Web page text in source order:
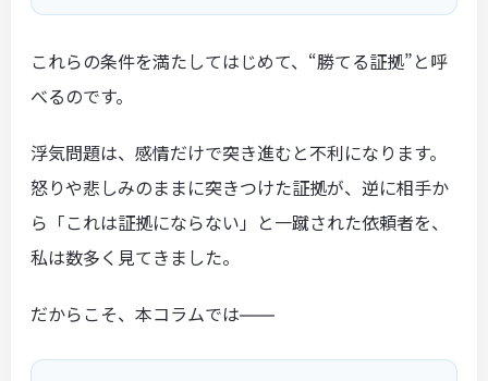
これらの条件を満たしてはじめて、“勝てる証拠”と呼
べるのです。
浮気問題は、感情だけで突き進むと不利になります。
怒りや悲しみのままに突きつけた証拠が、逆に相手か
ら「これは証拠にならない」と一蹴された依頼者を、
私は数多く見てきました。
だからこそ、本コラムでは――